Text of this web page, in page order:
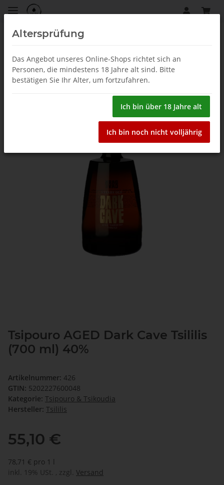
Tsipouro AGED Dark Cave Tsililis
(700 ml) 40%
Artikelnummer: 426
GTIN: 5202227600048
Kategorie: Tsipouro & Tsikoudia
Hersteller: Tsililis
55,10 €
78,71 € pro 1 l
inkl. 19% USt. , zzgl. Versand
Altersprüfung
Das Angebot unseres Online-Shops richtet sich an
Personen, die mindestens 18 Jahre alt sind. Bitte
bestätigen Sie Ihr Alter, um fortzufahren.
Ich bin über 18 Jahre alt
Ich bin noch nicht volljährig